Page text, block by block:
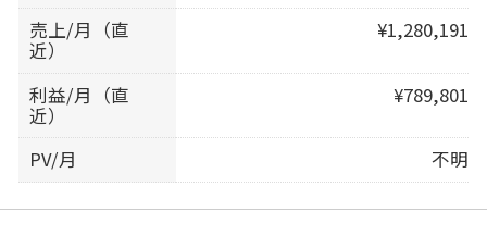
売上/月（直
近）
¥1,280,191
利益/月（直
近）
¥789,801
PV/月 不明